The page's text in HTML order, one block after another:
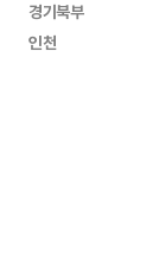
경기북부
인천